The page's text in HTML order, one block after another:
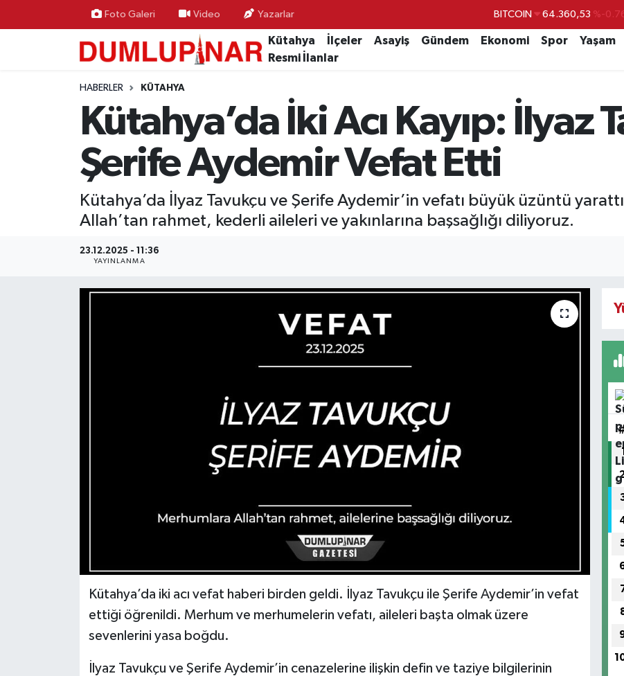
Foto Galeri Video Yazarlar BITCOIN 64.360,53 %-
DOLAR 47,7069 %0.17
GRAM ALTIN 6618.49
BİST100
Kütahya İlçeler Asayiş Gündem Ekonomi Spor Yaşam
Resmi İlanlar
HABERLER KÜTAHYA
Kütahya’da İki Acı Kayıp: İlyaz
Şerife Aydemir Vefat Etti
Kütahya’da İlyaz Tavukçu ve Şerife Aydemir’in vefatı büyük üzüntü
Allah’tan rahmet, kederli aileleri ve yakınlarına başsağlığı diliyoruz.
23.12.2025 - 11:36
YAYINLANMA
Kütahya’da iki acı vefat haberi birden geldi. İlyaz Tavukçu ile Şerife Aydemir’in vefat
ettiği öğrenildi. Merhum ve merhumelerin vefatı, aileleri başta olmak üzere
sevenlerini yasa boğdu.
İlyaz Tavukçu ve Şerife Aydemir’in cenazelerine ilişkin defin ve taziye bilgilerinin
1
Ekonomi
Eleman
Kütahya Hava Durumu
Kütahya Trafik Yoğunluk Haritası
Süper Lig Puan Durumu ve Fikstür
Tüm Manşetler
Son Dakika Haberleri
Haber Arşivi